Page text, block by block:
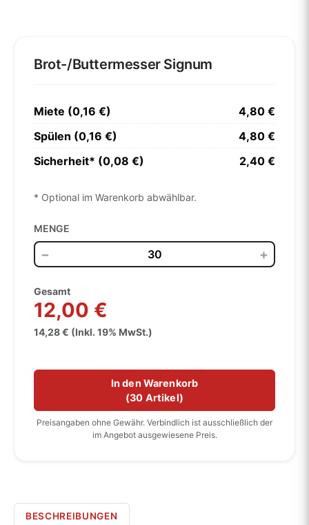
Brot-/Buttermesser Signum
Miete (0,16 €)
4,80 €
Spülen (0,16 €)
4,80 €
Sicherheit* (0,08 €)
2,40 €
* Optional im Warenkorb abwählbar.
MENGE
− +
Gesamt
12,00 €
14,28 € (Inkl. 19% MwSt.)
In den Warenkorb
(30 Artikel)
Preisangaben ohne Gewähr. Verbindlich ist ausschließlich der
im Angebot ausgewiesene Preis.
BESCHREIBUNGEN